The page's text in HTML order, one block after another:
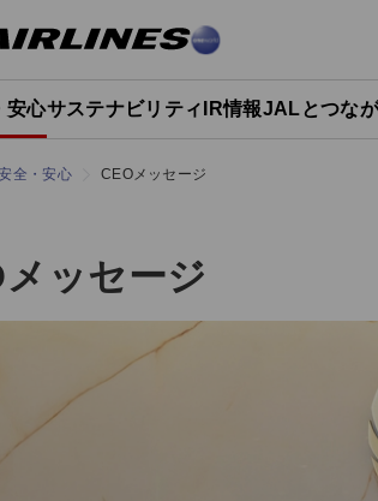
安心サステナビリティ IR情報JALとつな
全・安心 CEOメッセージ
ッセージ